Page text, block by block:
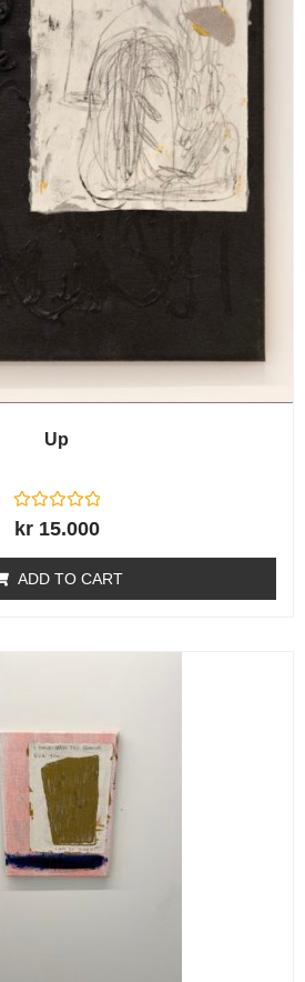
Up
R
a
d
0
kr15.000
ADD TO CART